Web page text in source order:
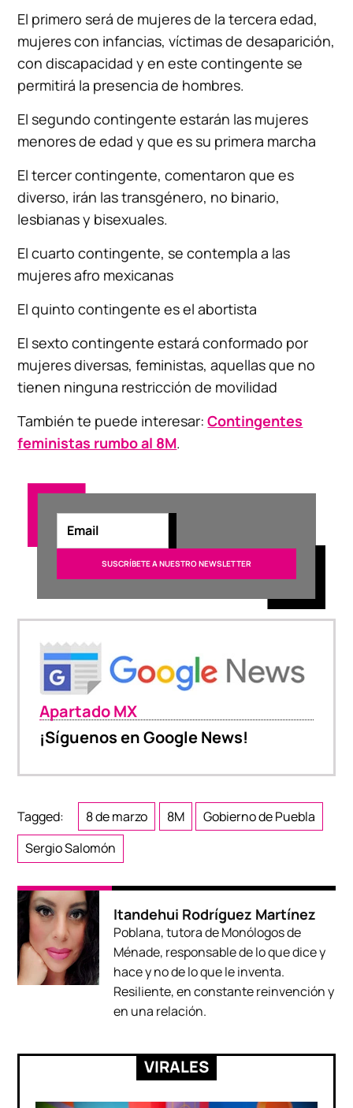
El primero será de mujeres de la tercera edad,
mujeres con infancias, víctimas de desaparición,
con discapacidad y en este contingente se
permitirá la presencia de hombres.
El segundo contingente estarán las mujeres
menores de edad y que es su primera marcha
El tercer contingente, comentaron que es
diverso, irán las transgénero, no binario,
lesbianas y bisexuales.
El cuarto contingente, se contempla a las
mujeres afro mexicanas
El quinto contingente es el abortista
El sexto contingente estará conformado por
mujeres diversas, feministas, aquellas que no
tienen ninguna restricción de movilidad
También te puede interesar:Contingentes
feministas rumbo al 8M.
Apartado MX
¡Síguenos en Google News!
Tagged: 8 de marzo 8M
Gobierno de Puebla
Sergio Salomón
Itandehui Rodríguez Martínez
Poblana, tutora de Monólogos de
Ménade, responsable de lo que dice y
hace y no de lo que le inventa.
Resiliente, en constante reinvención y
en una relación.
VIRALES